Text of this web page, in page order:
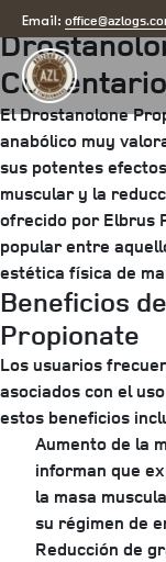
Email:
Posted
on
September 26, 2025
El Drostanolone
anabólico muy
sus potentes
muscular y la
ofrecido por Elbrus
popular entre
estética física de
Beneficios
Propionate
Los usuarios
asociados con el
estos beneficios
Aumento de la
informan que
la masa
su régimen de
Reducción de